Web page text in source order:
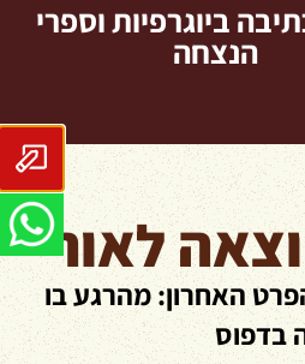
ביוגרפיות וספרי
הנצחה
לאור
האחרון: מהרגע בו
בדפוס